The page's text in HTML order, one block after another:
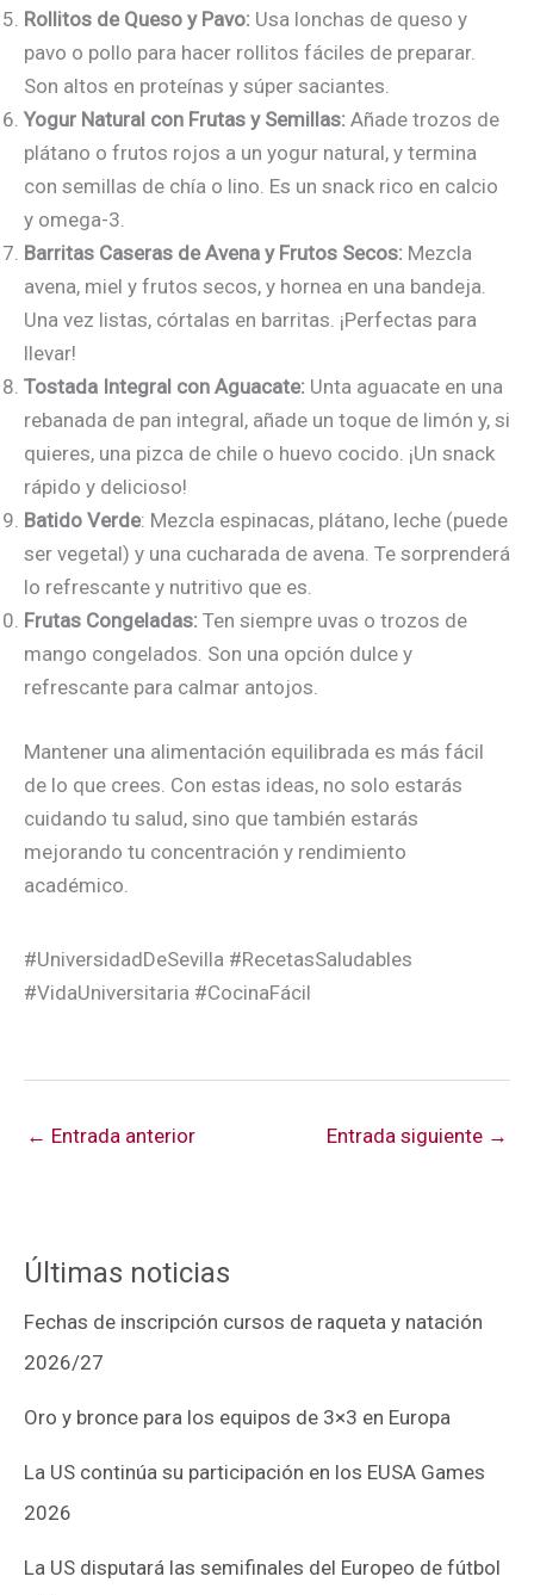
Rollitos de Queso y Pavo: Usa lonchas de queso y
pavo o pollo para hacer rollitos fáciles de preparar.
Son altos en proteínas y súper saciantes.
Yogur Natural con Frutas y Semillas: Añade trozos de
plátano o frutos rojos a un yogur natural, y termina
con semillas de chía o lino. Es un snack rico en calcio
y omega-3.
Barritas Caseras de Avena y Frutos Secos: Mezcla
avena, miel y frutos secos, y hornea en una bandeja.
Una vez listas, córtalas en barritas. ¡Perfectas para
llevar!
Tostada Integral con Aguacate: Unta aguacate en una
rebanada de pan integral, añade un toque de limón y, si
quieres, una pizca de chile o huevo cocido. ¡Un snack
rápido y delicioso!
Batido Verde: Mezcla espinacas, plátano, leche (puede
ser vegetal) y una cucharada de avena. Te sorprenderá
lo refrescante y nutritivo que es.
Frutas Congeladas: Ten siempre uvas o trozos de
mango congelados. Son una opción dulce y
refrescante para calmar antojos.
Mantener una alimentación equilibrada es más fácil
de lo que crees. Con estas ideas, no solo estarás
cuidando tu salud, sino que también estarás
mejorando tu concentración y rendimiento
académico.
#UniversidadDeSevilla #RecetasSaludables
#VidaUniversitaria #CocinaFácil
← Entrada anterior Entrada siguiente →
Últimas noticias
Fechas de inscripción cursos de raqueta y natación
2026/27
Oro y bronce para los equipos de 3×3 en Europa
La US continúa su participación en los EUSA Games
2026
La US disputará las semifinales del Europeo de fútbol